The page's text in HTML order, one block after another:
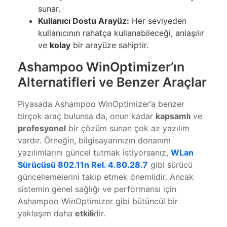
sunar.
Kullanıcı Dostu Arayüz: Her seviyeden
kullanıcının rahatça kullanabileceği, anlaşılır
ve kolay bir arayüze sahiptir.
Ashampoo WinOptimizer’ın
Alternatifleri ve Benzer Araçlar
Piyasada Ashampoo WinOptimizer’a benzer
birçok araç bulunsa da, onun kadar kapsamlı ve
profesyonel bir çözüm sunan çok az yazılım
vardır. Örneğin, bilgisayarınızın donanım
yazılımlarını güncel tutmak istiyorsanız, WLan
Sürücüsü 802.11n Rel. 4.80.28.7 gibi sürücü
güncellemelerini takip etmek önemlidir. Ancak
sistemin genel sağlığı ve performansı için
Ashampoo WinOptimizer gibi bütüncül bir
yaklaşım daha etkilidir.